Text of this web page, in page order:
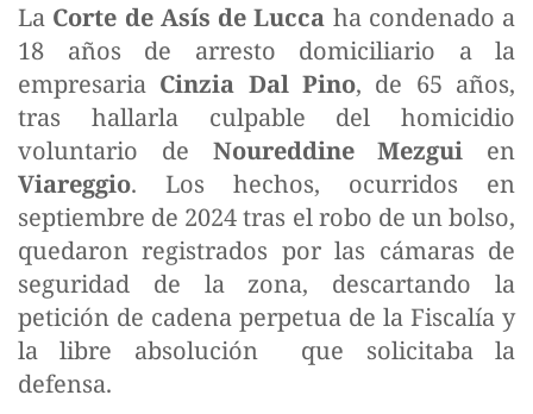
La Corte de Asís de Lucca ha condenado a
18 años de arresto domiciliario a la
empresaria Cinzia Dal Pino, de 65 años,
tras hallarla culpable del homicidio
voluntario de Noureddine Mezgui en
Viareggio. Los hechos, ocurridos en
septiembre de 2024 tras el robo de un bolso,
quedaron registrados por las cámaras de
seguridad de la zona, descartando la
petición de cadena perpetua de la Fiscalía y
la libre absolución que solicitaba la
defensa.